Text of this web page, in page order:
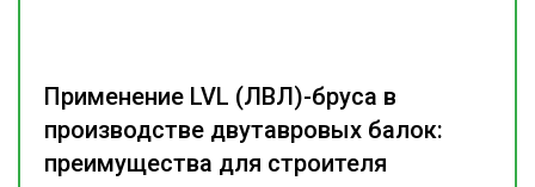
Применение LVL (ЛВЛ)-бруса в
производстве двутавровых балок:
преимущества для строителя